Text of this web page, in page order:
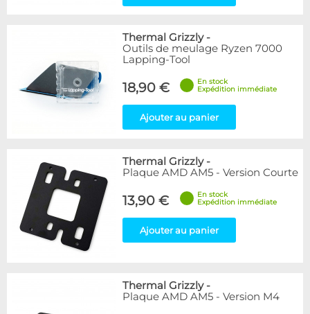
Thermal Grizzly-
Outils de meulage Ryzen 7000
Lapping-Tool
18,90 €
En stock
Expédition immédiate
Ajouter au panier
Thermal Grizzly-
Plaque AMD AM5 - Version Courte
13,90 €
En stock
Expédition immédiate
Ajouter au panier
Thermal Grizzly-
Plaque AMD AM5 - Version M4